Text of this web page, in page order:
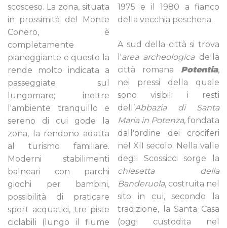
scosceso. La zona, situata
in prossimità del Monte
Conero, è
completamente
pianeggiante e questo la
rende molto indicata a
passeggiate sul
lungomare; inoltre
l'ambiente tranquillo e
sereno di cui gode la
zona, la rendono adatta
al turismo familiare.
Moderni stabilimenti
balneari con parchi
giochi per bambini,
possibilità di praticare
sport acquatici, tre piste
ciclabili (lungo il fiume
1975 e il 1980 a fianco
della vecchia pescheria.
A sud della città si trova
l'area archeologicadella
città romana Potentia,
nei pressi della quale
sono visibili i resti
dell’Abbazia di Santa
Maria in Potenza, fondata
dall'ordine dei crociferi
nel XII secolo. Nella valle
degli Scossicci sorge la
chiesetta della
Banderuola, costruita nel
sito in cui, secondo la
tradizione, la Santa Casa
(oggi custodita nel